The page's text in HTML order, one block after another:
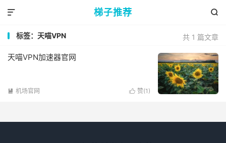
梯子推荐 

共 1 篇文章
标签：天喵VPN
天喵VPN加速器官网
 赞(1 )
 机场官网